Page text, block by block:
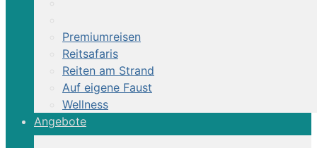
Premiumreisen
Reitsafaris
Reiten am Strand
Auf eigene Faust
Wellness
Angebote